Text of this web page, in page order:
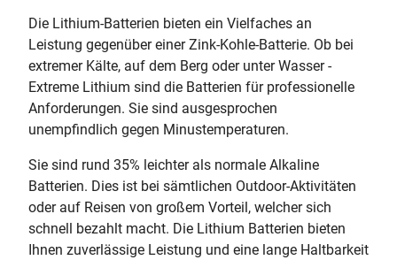
Die Lithium-Batterien bieten ein Vielfaches an
Leistung gegenüber einer Zink-Kohle-Batterie. Ob bei
extremer Kälte, auf dem Berg oder unter Wasser -
Extreme Lithium sind die Batterien für professionelle
Anforderungen. Sie sind ausgesprochen
unempfindlich gegen Minustemperaturen.
Sie sind rund 35% leichter als normale Alkaline
Batterien. Dies ist bei sämtlichen Outdoor-Aktivitäten
oder auf Reisen von großem Vorteil, welcher sich
schnell bezahlt macht. Die Lithium Batterien bieten
Ihnen zuverlässige Leistung und eine lange Haltbarkeit